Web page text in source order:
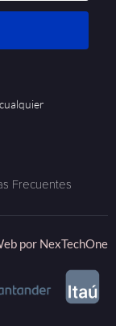
Frecuentes
por NexTechOne